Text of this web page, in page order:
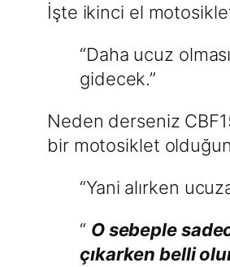
İşte ikinci el
“Daha ucuz
gidecek.”
Neden derseniz
bir motosiklet
“Yani alırken
“ O sebeple
çıkarken belli